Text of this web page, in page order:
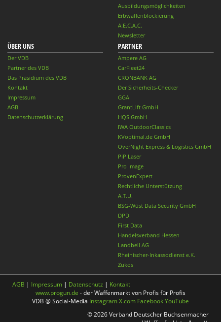
Ausbildungsmöglichkeiten
Erbwaffenblockierung
A.E.C.A.C.
Newsletter
ÜBER UNS
Der VDB
Partner des VDB
Das Präsidium des VDB
Kontakt
Impressum
AGB
Datenschutzerklärung
PARTNER
Ampere AG
CarFleet24
CRONBANK AG
Der Sicherheits-Checker
GGA
GrantLift GmbH
HQS GmbH
IWA OutdoorClassics
KVoptimal.de GmbH
OverNight Express & Logistics GmbH
PiP Laser
Pro Image
ProvenExpert
Rechtliche Unterstützung
A.T.U.
BSG-Wüst Data Security GmbH
DPD
First Data
Handelsverband Hessen
Landbell AG
Rheinischer-Inkassodienst e.K.
Zukos
AGB | Impressum | Datenschutz | Kontakt
www.progun.de - der Waffenmarkt von Profis für Profis
VDB @ Social-Media InstagramX.com FacebookYouTube
© 2026 Verband Deutscher Büchsenmacher